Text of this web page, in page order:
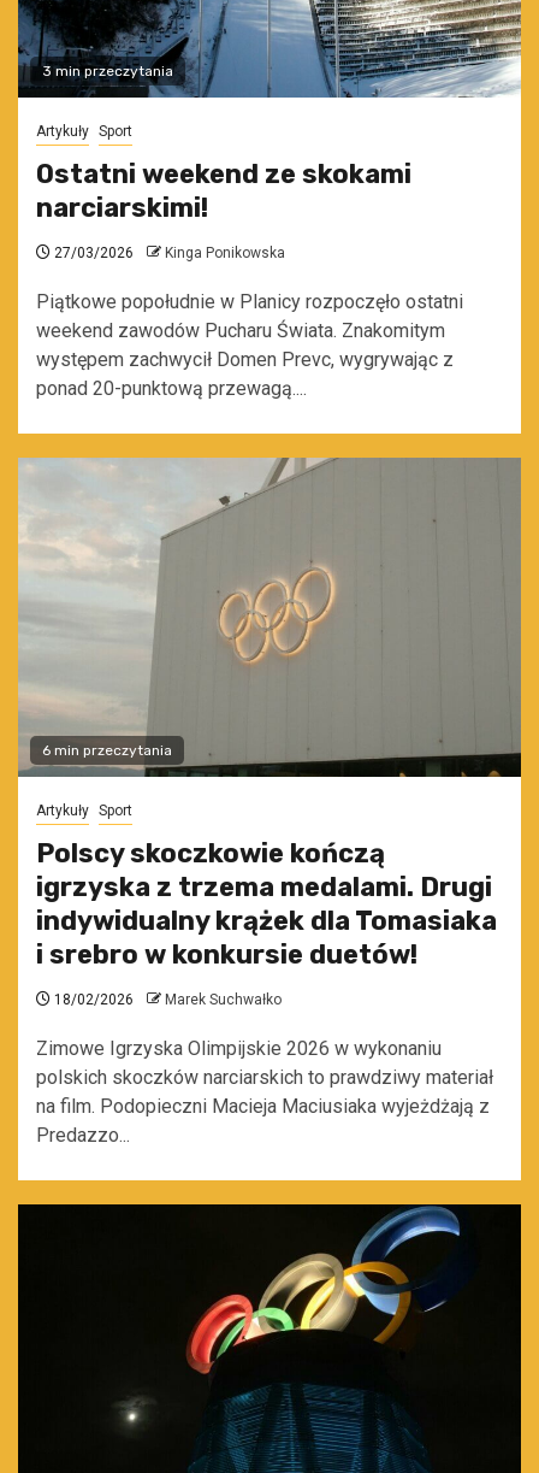
3 min przeczytania
Artykuły Sport
Ostatni weekend ze skokami
narciarskimi!
27/03/2026 Kinga Ponikowska
Piątkowe popołudnie w Planicy rozpoczęło ostatni
weekend zawodów Pucharu Świata. Znakomitym
występem zachwycił Domen Prevc, wygrywając z
ponad 20-punktową przewagą....
6 min przeczytania
Artykuły Sport
Polscy skoczkowie kończą
igrzyska z trzema medalami. Drugi
indywidualny krążek dla Tomasiaka
i srebro w konkursie duetów!
18/02/2026 Marek Suchwałko
Zimowe Igrzyska Olimpijskie 2026 w wykonaniu
polskich skoczków narciarskich to prawdziwy materiał
na film. Podopieczni Macieja Maciusiaka wyjeżdżają z
Predazzo...